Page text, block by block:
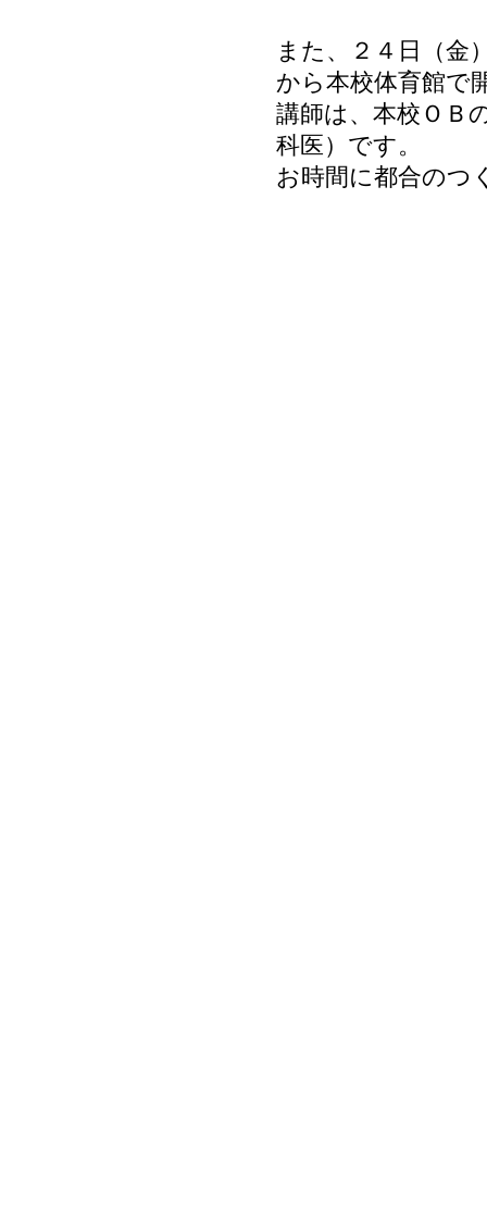
また、２４日（金
から本校体育館で
講師は、本校ＯＢ
科医）です。
お時間に都合のつ